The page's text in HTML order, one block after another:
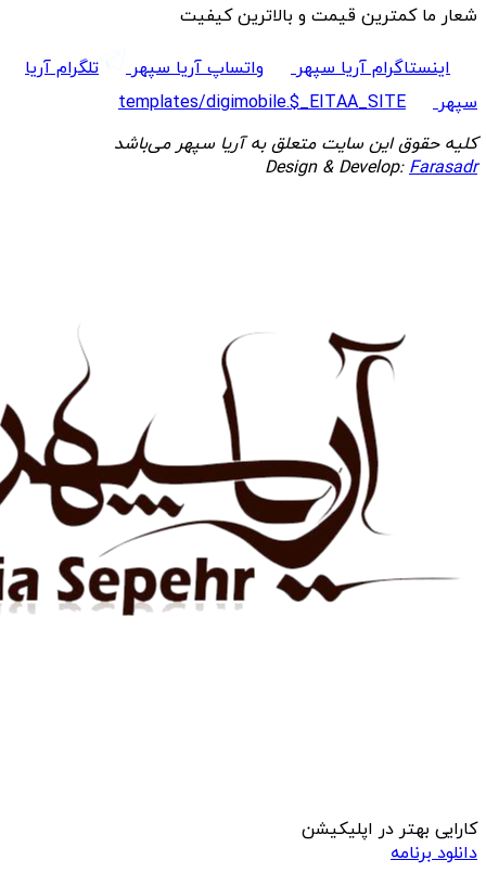
شعار ما کمترین قیمت و بالاترین کیفیت
اینستاگرام آریا سپهر واتساپ آریا سپهر
تلگرام آریا
سپهر
templates/digimobile.$_EITAA_SITE
کلیه حقوق این سایت متعلق به آریا سپهر می‌باشد
Design & Develop:Farasadr
کارایی بهتر در اپلیکیشن
دانلود برنامه